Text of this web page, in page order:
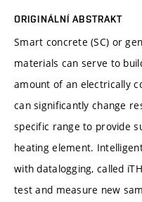
ORIGINÁLNÍ ABSTRAKT
Smart concrete (SC) or
materials can serve to
amount of an electrically
can significantly change
specific range to provide
heating element.
with datalogging, called
test and measure new